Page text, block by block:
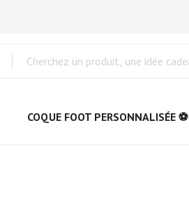
COQUE FOOT PERSONNALISÉE ⚽